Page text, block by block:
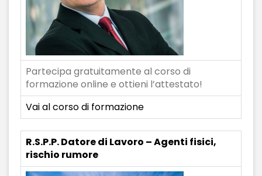
Partecipa gratuitamente al corso di
formazione online e ottieni l’attestato!
Vai al corso di formazione
R.S.P.P. Datore di Lavoro – Agenti fisici,
rischio rumore